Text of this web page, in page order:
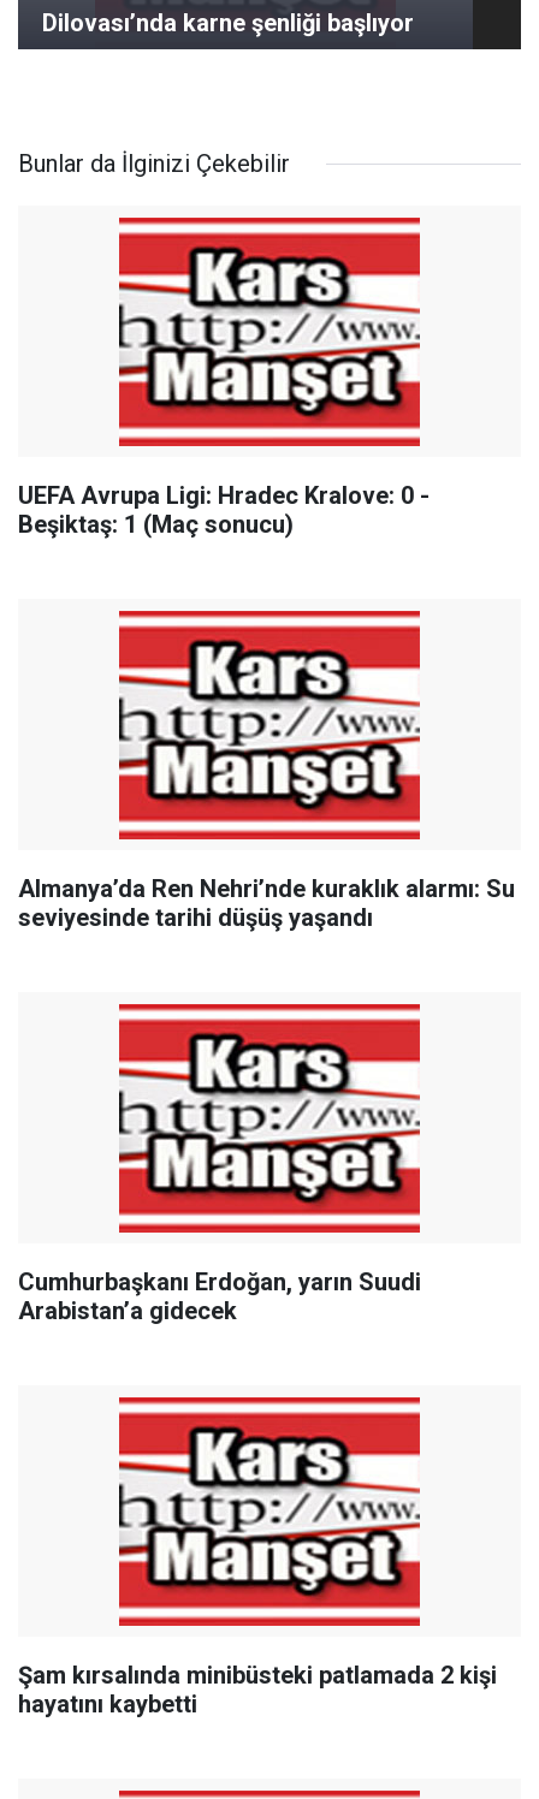
Dilovası’nda karne şenliği başlıyor
Bunlar da İlginizi Çekebilir
UEFA Avrupa Ligi: Hradec Kralove: 0 -
Beşiktaş: 1 (Maç sonucu)
Almanya’da Ren Nehri’nde kuraklık alarmı: Su
seviyesinde tarihi düşüş yaşandı
Cumhurbaşkanı Erdoğan, yarın Suudi
Arabistan’a gidecek
Şam kırsalında minibüsteki patlamada 2 kişi
hayatını kaybetti